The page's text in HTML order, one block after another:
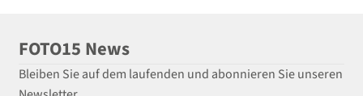
FOTO15 News
Bleiben Sie auf dem laufenden und abonnieren Sie unseren